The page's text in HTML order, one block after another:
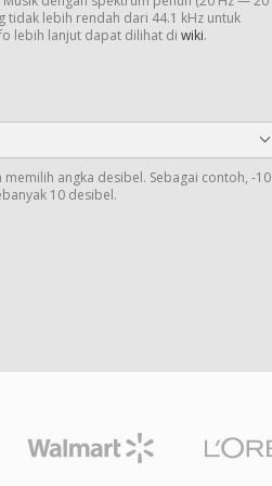
tidak lebih rendah dari 44.1 kHz untuk
lebih lanjut dapat dilihat di wiki.
angka desibel. Sebagai contoh, -10
10 desibel.